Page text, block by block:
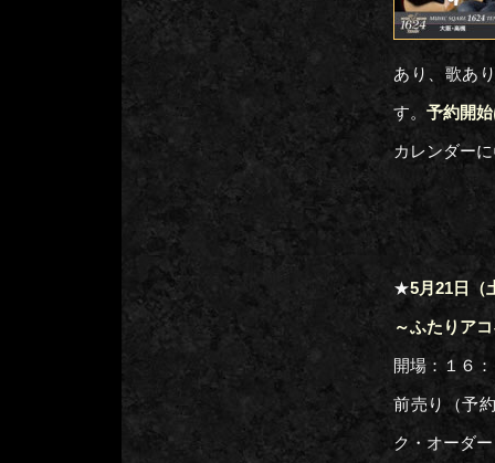
あり、歌あ
す。 予約開
カレンダー
★5月21日（
～ふたりア
開場：１６
前売り（予
ク・オーダ